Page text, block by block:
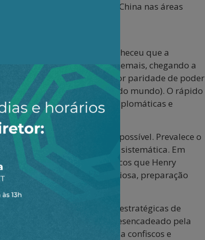
para solapar a China nas áreas
antes disso, a China reconheceu que a
A China tornara-se grande demais, chegando a
os PIBs medidos por paridade de poder
para a maioria dos países do mundo). O rápido
de intrigas, manobras diplomáticas e
conflitos sempre que possível. Prevalece o
ou enfrenta hostilidade sistemática. Em
lidar com desafios estratégicos que Henry
de análise minuciosa, preparação
foi a formação de reservas estratégicas de
de preços do petróleo desencadeado pela
país, hoje menos expostas a confiscos e